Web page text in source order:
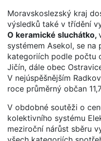
Moravskoslezský kraj
výsledků také v třídění
O keramické sluchátko,
systémem Asekol, se
kategoriích podle počtu
Jičín, dále obec
V nejúspěšnějším
roce průměrný občan
V obdobné soutěži o
kolektivního systému
meziroční nárůst sběru